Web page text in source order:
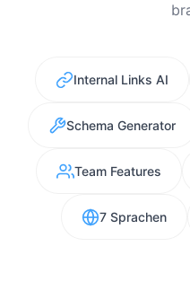
Internal Links AI
Schema Generator
Team Features
7 Sprachen